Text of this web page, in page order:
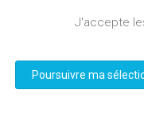
J'accepte
Poursuivre ma